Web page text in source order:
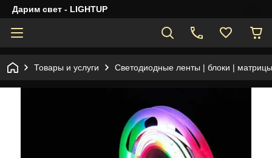
Дарим свет - LIGHTUP
Товары и услуги Светодиодные ленты | блоки |